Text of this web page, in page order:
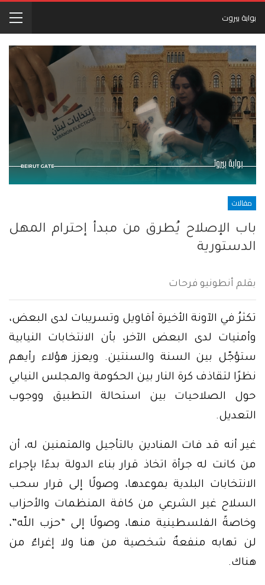
بوابة بيروت
مقالات
باب الإصلاح يُطرق من مبدأ إحترام المهل
الدستورية
بقلم أنطونيو فرحات
تكثرُ في الآونة الأخيرة أقاويل وتسريبات لدى البعض،
وأمنيات لدى البعض الآخر، بأن الانتخابات النيابية
ستؤجّل بين السنة والسنتين. ويعزز هؤلاء رأيهم
نظرًا لتقاذف كرة النار بين الحكومة والمجلس النيابي
حول الصلاحيات بين استحالة التطبيق ووجوب
التعديل.
غير أنه قد فات المنادين بالتأجيل والمتمنين له، أن
من كانت له جرأة اتخاذ قرار بناء الدولة بدءًا بإجراء
الانتخابات البلدية بموعدها، وصولًا إلى قرار سحب
السلاح غير الشرعي من كافة المنظمات والأحزاب
وخاصةً الفلسطينية منها، وصولًا إلى “حزب اللّه”،
لن تهابه منفعةٌ شخصية من هنا ولا إغراءٌ من
هناك.